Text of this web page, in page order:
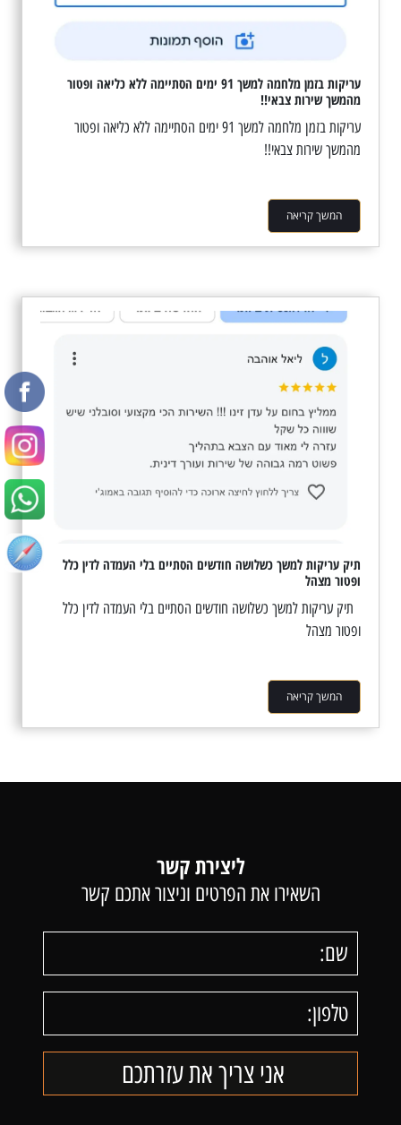
עריקות בזמן מלחמה למשך 91 ימים הסתיימה ללא כליאה ופטור
מהמשך שירות צבאי!!
עריקות בזמן מלחמה למשך 91 ימים הסתיימה ללא כליאה ופטור
מהמשך שירות צבאי!!
המשך קריאה
תיק עריקות למשך כשלושה חודשים הסתיים בלי העמדה לדין כלל
ופטור מצהל
תיק עריקות למשך כשלושה חודשים הסתיים בלי העמדה לדין כלל
ופטור מצהל
המשך קריאה
ליצירת קשר
השאירו את הפרטים וניצור אתכם קשר